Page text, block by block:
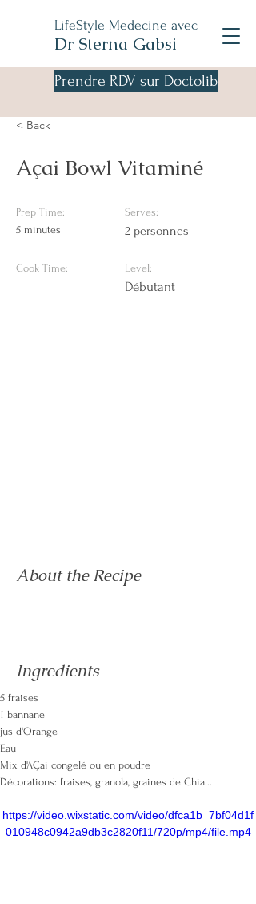
LifeStyle Medecine avec
Dr Sterna Gabsi
Prendre RDV sur Doctolib
< Back
Açai Bowl Vitaminé
Prep Time:
5 minutes
Cook Time:
Serves:
2 personnes
Level:
Débutant
About the Recipe
Ingredients
5 fraises
1 bannane
jus d'Orange
Eau
Mix d'AÇai congelé ou en poudre
Décorations: fraises, granola, graines de Chia...
https://video.wixstatic.com/video/dfca1b_7bf04d1f
010948c0942a9db3c2820f11/720p/mp4/file.mp4